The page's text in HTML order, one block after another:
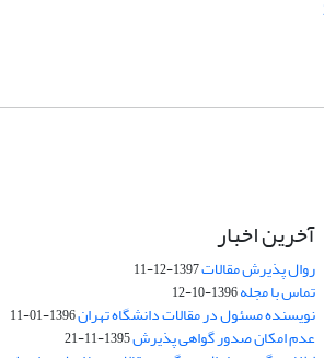
آخرین اخبار
روال پذیرش مقالات1397-12-11
تماس با مجله1396-10-12
نویسنده مسئول در مقالات دانشگاه تهران1396-01-11
عدم امکان صدور گواهی پذیرش1395-11-21